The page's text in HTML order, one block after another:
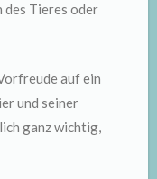
des Tieres oder
auf ein
und seiner
ganz wichtig,